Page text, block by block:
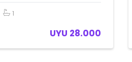
1
UYU 28.000